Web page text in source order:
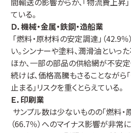
ている。
Ｄ．機械・金属・鉄鋼・造船業
「燃料・原材料の安定調達」（42.9
い。シンナーや塗料、潤滑油とい
ほか、一部の部品の供給網が不安
続けば、価格高騰もさることながら
止まる」リスクを重くとらえている。
Ｅ．印刷業
サンプル数は少ないものの「燃料・
（66.7％）へのマイナス影響が非常